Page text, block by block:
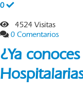
0
4524 Visitas
0 Comentarios
¿Ya